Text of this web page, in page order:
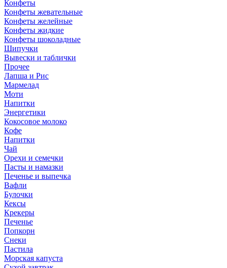
Конфеты
Конфеты жевательные
Конфеты желейные
Конфеты жидкие
Конфеты шоколадные
Шипучки
Вывески и таблички
Прочее
Лапша и Рис
Мармелад
Моти
Напитки
Энергетики
Кокосовое молоко
Кофе
Напитки
Чай
Орехи и семечки
Пасты и намазки
Печенье и выпечка
Вафли
Булочки
Кексы
Крекеры
Печенье
Попкорн
Снеки
Пастила
Морская капуста